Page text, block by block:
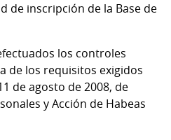
de inscripción de la Base de
los controles
de los requisitos exigidos
de agosto de 2008, de
y Acción de Habeas